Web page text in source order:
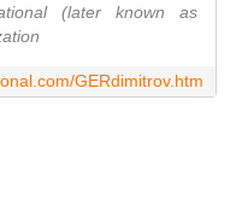
(later known as
GERdimitrov.htm